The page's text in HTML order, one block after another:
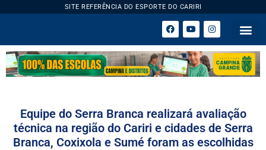
SITE REFERÊNCIA DO ESPORTE DO CARIRI
Equipe do Serra Branca realizará avaliação
técnica na região do Cariri e cidades de Serra
Branca, Coxixola e Sumé foram as escolhidas